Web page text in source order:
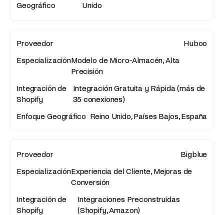
Unido
Huboo
Modelo de Micro-Almacén, Alta
Precisión
Integración Gratuita y Rápida (más de
35 conexiones)
Reino Unido, Países Bajos, España
Bigblue
Experiencia del Cliente, Mejoras de
Conversión
Integraciones Preconstruidas
(Shopify, Amazon)